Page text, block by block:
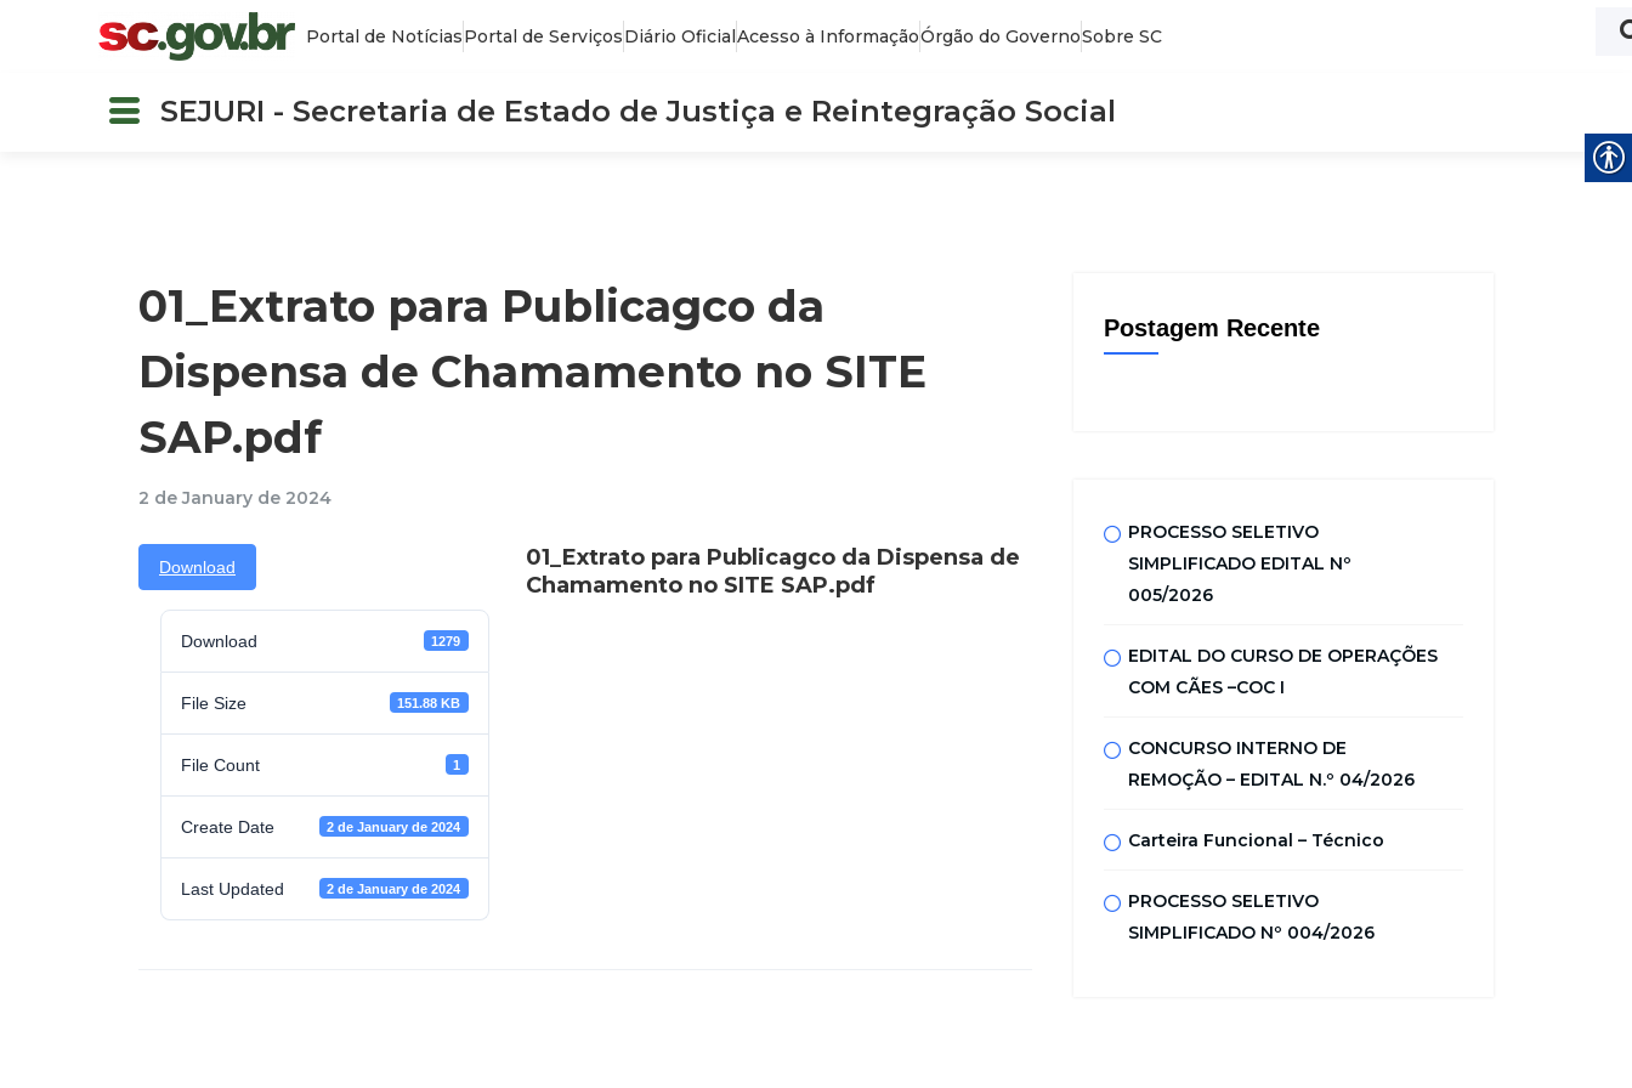
Portal de NotíciasPortal de ServiçosDiário OficialAcesso à InformaçãoÓrgão do GovernoSobre SC
SEJURI - Secretaria de Estado de Justiça e Reintegração Social
01_Extrato para Publicagco da
Dispensa de Chamamento no SITE
SAP.pdf
2 de January de 2024
Download
Download 1279
File Size 151.88 KB
File Count 1
Create Date 2 de January de 2024
Last Updated 2 de January de 2024
01_Extrato para Publicagco da Dispensa de
Chamamento no SITE SAP.pdf
Postagem Recente
PROCESSO SELETIVO
SIMPLIFICADO EDITAL Nº
005/2026
EDITAL DO CURSO DE OPERAÇÕES
COM CÃES –COC I
CONCURSO INTERNO DE
REMOÇÃO – EDITAL N.º 04/2026
Carteira Funcional – Técnico
PROCESSO SELETIVO
SIMPLIFICADO Nº 004/2026